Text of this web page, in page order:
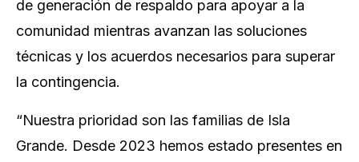
de generación de respaldo para apoyar a la
comunidad mientras avanzan las soluciones
técnicas y los acuerdos necesarios para superar
la contingencia.
“Nuestra prioridad son las familias de Isla
Grande. Desde 2023 hemos estado presentes en